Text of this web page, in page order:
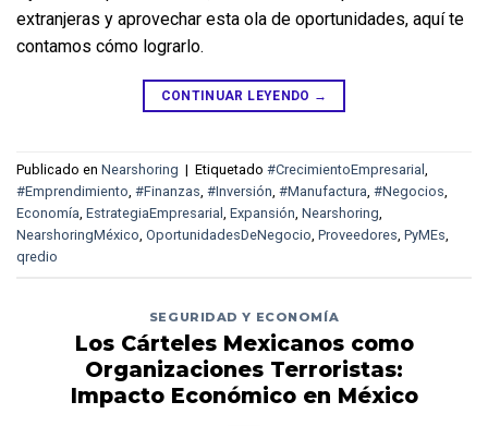
extranjeras y aprovechar esta ola de oportunidades, aquí te
contamos cómo lograrlo.
CONTINUAR LEYENDO →
Publicado en Nearshoring | Etiquetado #CrecimientoEmpresarial ,
#Emprendimiento, #Finanzas, #Inversión, #Manufactura, #Negocios,
Economía, EstrategiaEmpresarial , Expansión, Nearshoring,
NearshoringMéxico, OportunidadesDeNegocio, Proveedores, PyMEs,
qredio
SEGURIDAD Y ECONOMÍA
Los Cárteles Mexicanos como
Organizaciones Terroristas:
Impacto Económico en México